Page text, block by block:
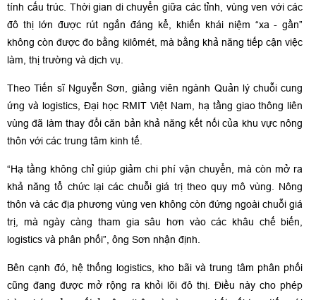
tính cấu trúc. Thời gian di chuyển giữa các tỉnh, vùng ven với các
đô thị lớn được rút ngắn đáng kể, khiến khái niệm “xa - gần”
không còn được đo bằng kilômét, mà bằng khả năng tiếp cận việc
làm, thị trường và dịch vụ.
Theo Tiến sĩ Nguyễn Sơn, giảng viên ngành Quản lý chuỗi cung
ứng và logistics, Đại học RMIT Việt Nam, hạ tầng giao thông liên
vùng đã làm thay đổi căn bản khả năng kết nối của khu vực nông
thôn với các trung tâm kinh tế.
“Hạ tầng không chỉ giúp giảm chi phí vận chuyển, mà còn mở ra
khả năng tổ chức lại các chuỗi giá trị theo quy mô vùng. Nông
thôn và các địa phương vùng ven không còn đứng ngoài chuỗi giá
trị, mà ngày càng tham gia sâu hơn vào các khâu chế biến,
logistics và phân phối”, ông Sơn nhận định.
Bên cạnh đó, hệ thống logistics, kho bãi và trung tâm phân phối
cũng đang được mở rộng ra khỏi lõi đô thị. Điều này cho phép